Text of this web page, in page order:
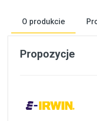
O produkcie
Propozycje